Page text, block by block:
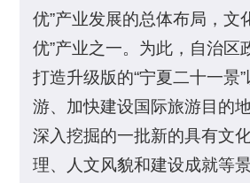
优”产业发展的总体布局，文
优”产业之一。为此，自治区
打造升级版的“宁夏二十一景
游、加快建设国际旅游目的
深入挖掘的一批新的具有文
理、人文风貌和建设成就等